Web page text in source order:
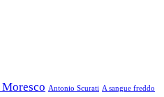
Antonio Scurati A sangue freddo